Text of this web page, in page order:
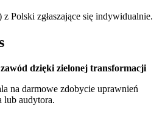
z Polski zgłaszające się indywidualnie.
dzięki zielonej transformacji
na darmowe zdobycie uprawnień
lub audytora.